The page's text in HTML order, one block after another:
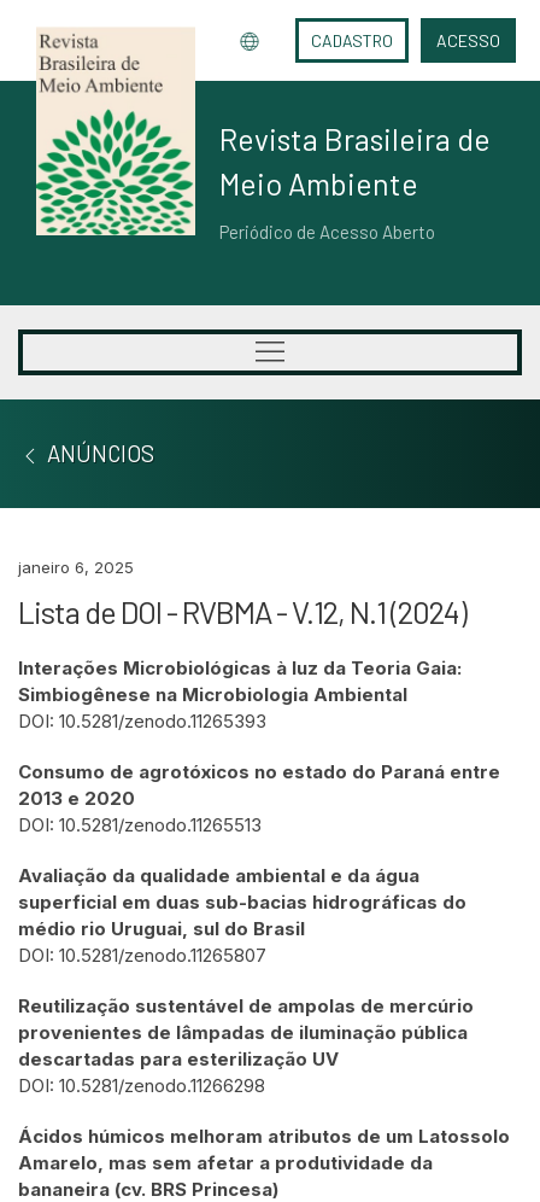
CADASTRO ACESSO
Revista Brasileira de
Meio Ambiente
Periódico de Acesso Aberto
ANÚNCIOS
janeiro 6, 2025
Lista de DOI - RVBMA - V.12, N.1 (2024)
Interações Microbiológicas à luz da Teoria Gaia:
Simbiogênese na Microbiologia Ambiental
DOI: 10.5281/zenodo.11265393
Consumo de agrotóxicos no estado do Paraná entre
2013 e 2020
DOI: 10.5281/zenodo.11265513
Avaliação da qualidade ambiental e da água
superficial em duas sub-bacias hidrográficas do
médio rio Uruguai, sul do Brasil
DOI: 10.5281/zenodo.11265807
Reutilização sustentável de ampolas de mercúrio
provenientes de lâmpadas de iluminação pública
descartadas para esterilização UV
DOI: 10.5281/zenodo.11266298
Ácidos húmicos melhoram atributos de um Latossolo
Amarelo, mas sem afetar a produtividade da
bananeira (cv. BRS Princesa)